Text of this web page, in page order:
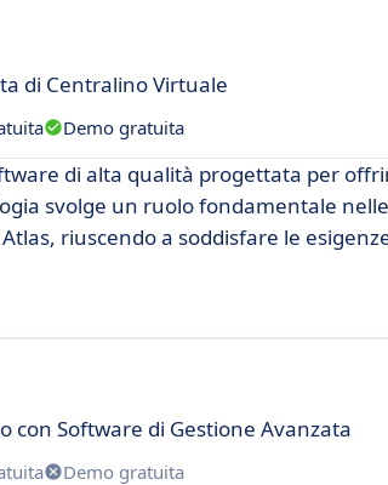
di Centralino Virtuale
Demo gratuita
di alta qualità progettata per
svolge un ruolo fondamentale
riuscendo a soddisfare le
con Software di Gestione Avanzata
Demo gratuita